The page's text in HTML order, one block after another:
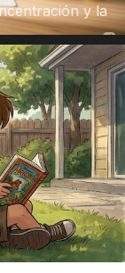
y la